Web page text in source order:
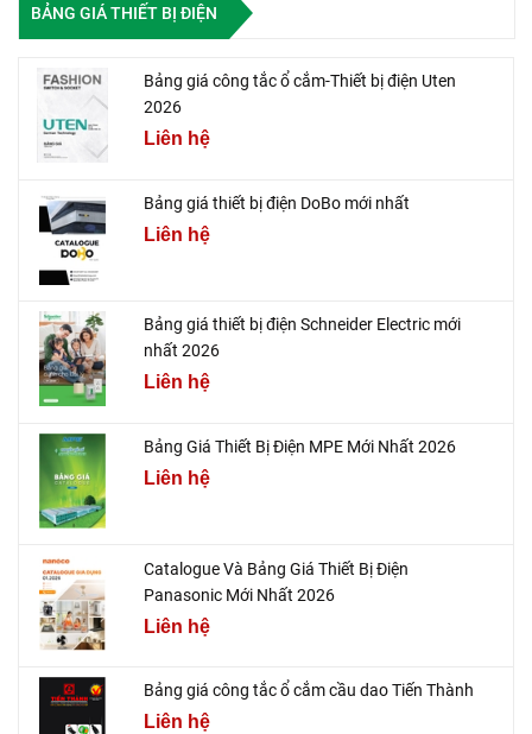
BẢNG GIÁ THIẾT BỊ ĐIỆN
Bảng giá công tắc ổ cắm-Thiết bị điện Uten
2026
Liên hệ
Bảng giá thiết bị điện DoBo mới nhất
Liên hệ
Bảng giá thiết bị điện Schneider Electric mới
nhất 2026
Liên hệ
Bảng Giá Thiết Bị Điện MPE Mới Nhất 2026
Liên hệ
Catalogue Và Bảng Giá Thiết Bị Điện
Panasonic Mới Nhất 2026
Liên hệ
Bảng giá công tắc ổ cắm cầu dao Tiến Thành
Liên hệ